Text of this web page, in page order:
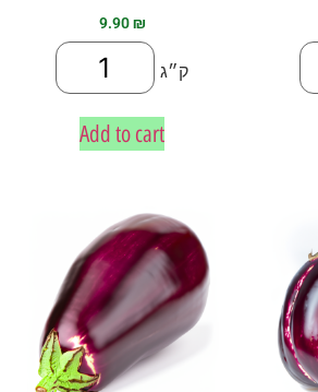
9.90₪
ק״ג
Add to cart